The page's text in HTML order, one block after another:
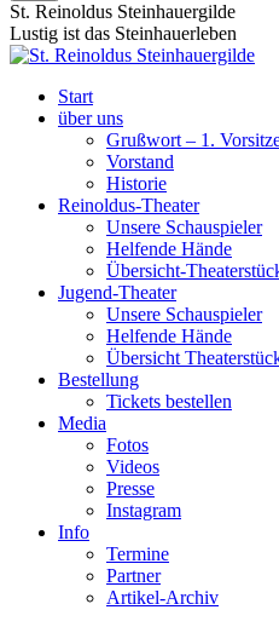
St. Reinoldus Steinhauergilde
Lustig ist das Steinhauerleben
Start
über uns
Grußwort – 1.
Vorstand
Historie
Reinoldus-Theater
Unsere Schauspieler
Helfende Hände
Übersicht-
Jugend-Theater
Unsere Schauspieler
Helfende Hände
Übersicht
Bestellung
Tickets bestellen
Media
Fotos
Videos
Presse
Instagram
Info
Termine
Partner
Artikel-Archiv